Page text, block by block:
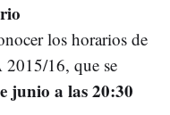
los horarios de
16, que se
junio a las 20:30